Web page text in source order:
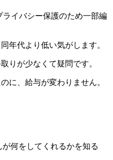
イバシー保護のため一部編
年代より低い気がします。
りが少なくて疑問です。
に、給与が変わりません。
何をしてくれるかを知る